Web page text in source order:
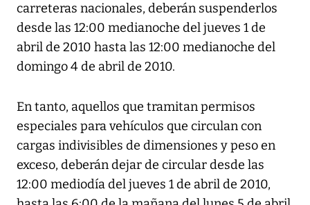
carreteras nacionales, deberán suspenderlos
desde las 12:00 medianoche del jueves 1 de
abril de 2010 hasta las 12:00 medianoche del
domingo 4 de abril de 2010.
En tanto, aquellos que tramitan permisos
especiales para vehículos que circulan con
cargas indivisibles de dimensiones y peso en
exceso, deberán dejar de circular desde las
12:00 mediodía del jueves 1 de abril de 2010,